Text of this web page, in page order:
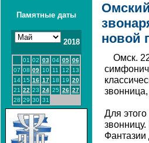
Памятные даты
2018
01 02 03 04 05 06
07 08 09 10 11 12
13
14 15 16 17 18 19 20
21 22 23 24 25 26 27
28 29 30 31
новой
Омск.
Для
Фантазии